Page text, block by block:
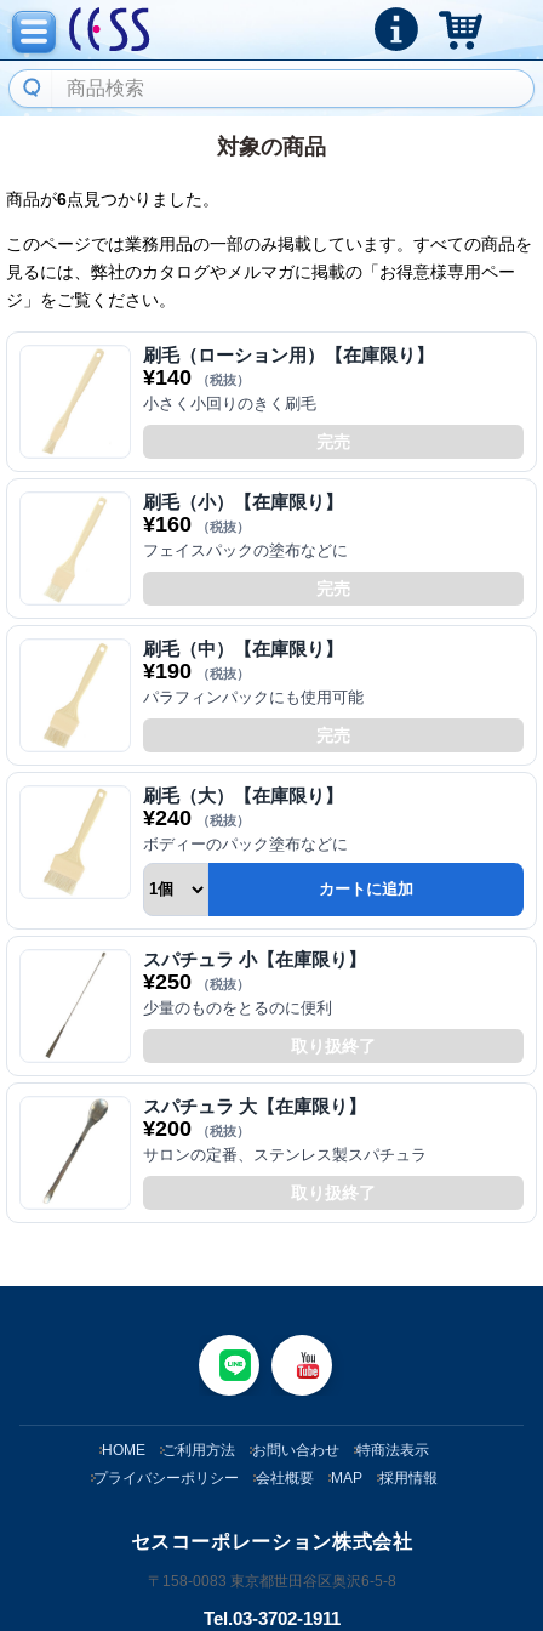
対象の商品
商品が6点見つかりました。
このページでは業務用品の一部のみ掲載しています。すべての商品を
見るには、弊社のカタログやメルマガに掲載の「お得意様専用ペー
ジ」をご覧ください。
刷毛（ローション用）【在庫限り】
¥140 （税抜）
小さく小回りのきく刷毛
完売
刷毛（小）【在庫限り】
¥160 （税抜）
フェイスパックの塗布などに
完売
刷毛（中）【在庫限り】
¥190 （税抜）
パラフィンパックにも使用可能
完売
刷毛（大）【在庫限り】
¥240 （税抜）
ボディーのパック塗布などに
カートに追加
スパチュラ 小【在庫限り】
¥250 （税抜）
少量のものをとるのに便利
取り扱終了
スパチュラ 大【在庫限り】
¥200 （税抜）
サロンの定番、ステンレス製スパチュラ
取り扱終了
HOME ご利用方法 お問い合わせ
特商法表示
プライバシーポリシー
会社概要 MAP 採用情報
セスコーポレーション株式会社
〒158-0083 東京都世田谷区奥沢6-5-8
Tel.03-3702-1911